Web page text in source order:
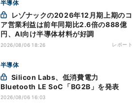
半導体
ア営業利益は前年同期比2.6倍の888億
円、AI向け半導体材料が好調
2026/08/06 18:26 レポート
半導体
Bluetooth LE SoC「BG2B」を発表
2026/08/06 16:03